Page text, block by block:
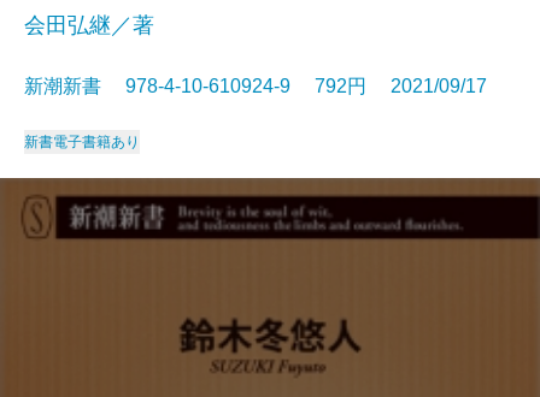
会田弘継／著
新潮新書 978-4-10-610924-9 792円 2021/09/17
新書電子書籍あり